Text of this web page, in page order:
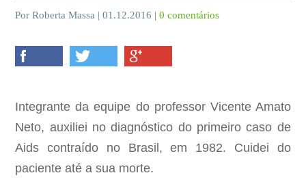
Por Roberta Massa | 01.12.2016 |0 comentários
Integrante da equipe do professor Vicente Amato
Neto, auxiliei no diagnóstico do primeiro caso de
Aids contraído no Brasil, em 1982. Cuidei do
paciente até a sua morte.